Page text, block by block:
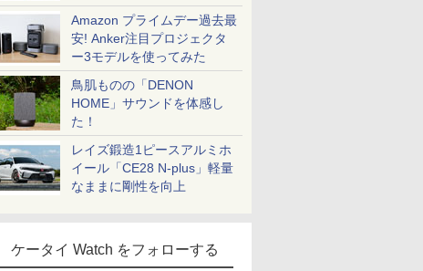
Amazon プライムデー過去最
安! Anker注目プロジェクタ
ー3モデルを使ってみた
鳥肌ものの「DENON
HOME」サウンドを体感し
た！
レイズ鍛造1ピースアルミホ
イール「CE28 N-plus」軽量
なままに剛性を向上
ケータイ Watch をフォローする